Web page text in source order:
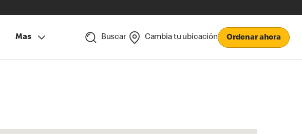
Mas Buscar Cambia tu ubicación Ordenar ahora